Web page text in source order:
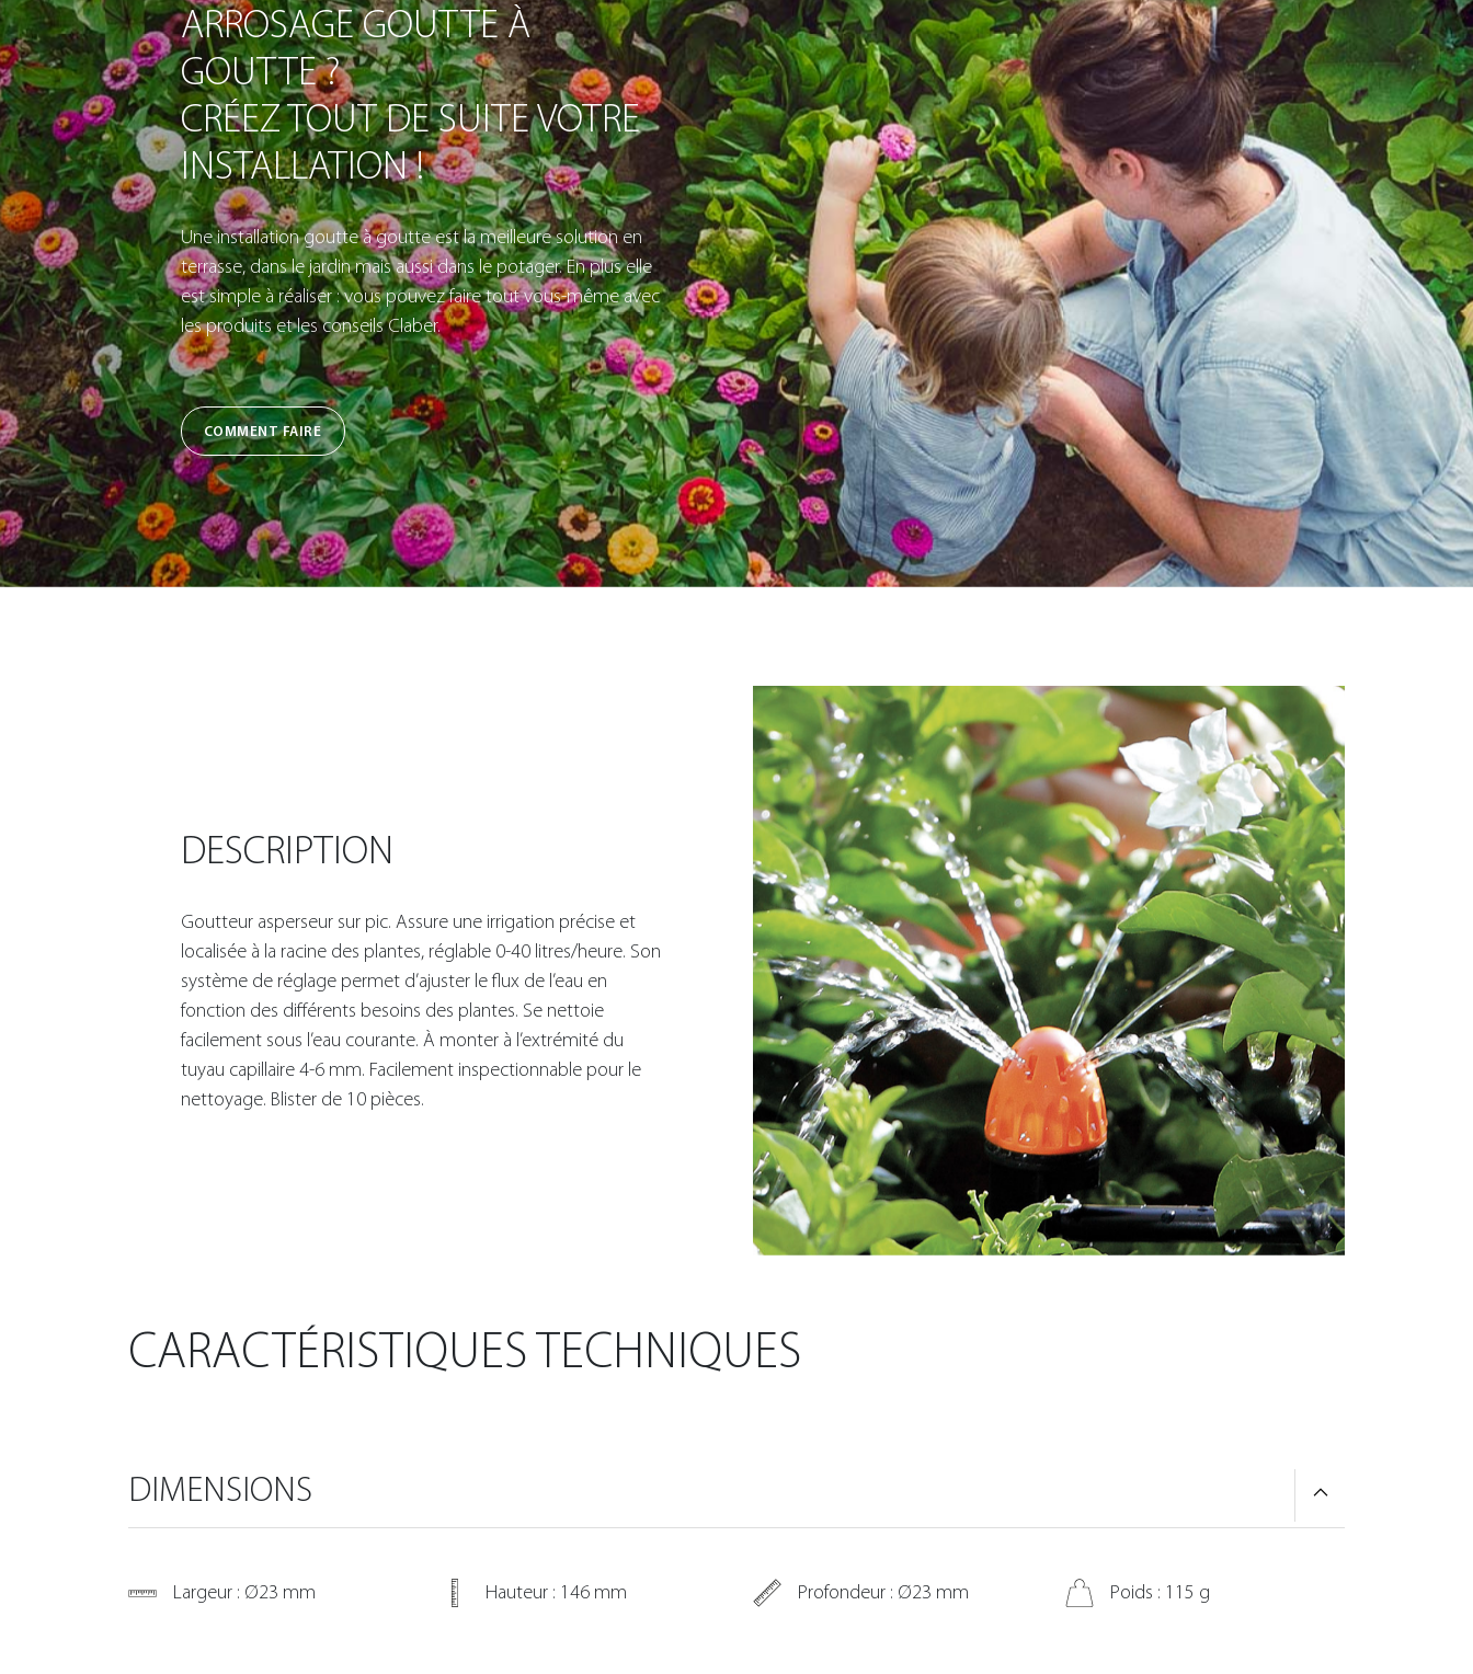
ARROSAGE GOUTTE À
GOUTTE ?
CRÉEZ TOUT DE SUITE VOTRE
INSTALLATION !
Une installation goutte à goutte est la meilleure solution en
terrasse, dans le jardin mais aussi dans le potager. En plus elle
est simple à réaliser : vous pouvez faire tout vous-même avec
les produits et les conseils Claber.
COMMENT FAIRE
DESCRIPTION
Goutteur asperseur sur pic. Assure une irrigation précise et
localisée à la racine des plantes, réglable 0-40 litres/heure. Son
système de réglage permet d’ajuster le flux de l’eau en
fonction des différents besoins des plantes. Se nettoie
facilement sous l’eau courante. À monter à l’extrémité du
tuyau capillaire 4-6 mm. Facilement inspectionnable pour le
nettoyage. Blister de 10 pièces.
CARACTÉRISTIQUES TECHNIQUES
DIMENSIONS
Largeur : Ø23 mm Hauteur : 146 mm Profondeur : Ø23 mm Poids : 115 g